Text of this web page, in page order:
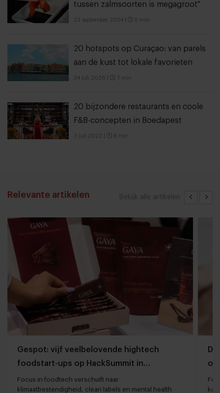
tussen zalmsoorten is megagroot"
23 september 2024 5 min
20 hotspots op Curaçao: van parels
aan de kust tot lokale favorieten
24 juli 2026 7 min
20 bijzondere restaurants en coole
F&B-concepten in Boedapest
3 juli 2022 8 min
Bekijk alle artikelen
Relevante artikelen
Gespot: vijf veelbelovende hightech
foodstart-ups op HackSummit in
Zwitserland
Focus in foodtech verschuift naar
klimaatbestendigheid, clean labels en mental health